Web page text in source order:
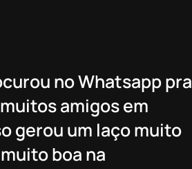
no Whatsapp pra
amigos em
gerou um laço muito
boa na